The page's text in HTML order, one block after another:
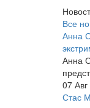
Все
Анна
Анна
07
Стас